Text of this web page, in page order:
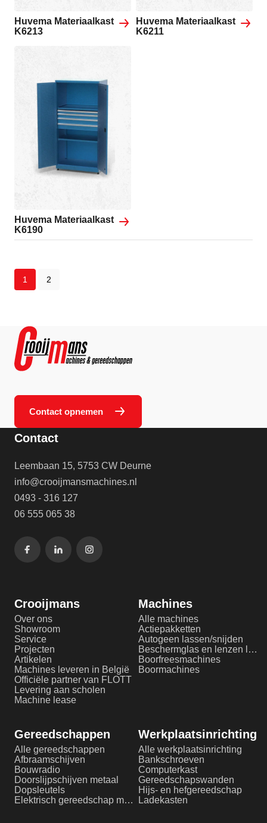
Huvema Materiaalkast
K6213
Huvema Materiaalkast
K6211
Huvema Materiaalkast
K6190
1 2
Contact opnemen
Contact
Leembaan 15, 5753 CW Deurne
info@crooijmansmachines.nl
0493 - 316 127
06 555 065 38
Crooijmans
Over ons
Showroom
Service
Projecten
Artikelen
Machines leveren in België
Officiële partner van FLOTT
Levering aan scholen
Machine lease
Machines
Alle machines
Actiepakketten
Autogeen lassen/snijden
Beschermglas en lenzen laserlassen
Boorfreesmachines
Boormachines
Gereedschappen
Alle gereedschappen
Afbraamschijven
Bouwradio
Doorslijpschijven metaal
Dopsleutels
Elektrisch gereedschap metaalbewerking
Werkplaatsinrichting
Alle werkplaatsinrichting
Bankschroeven
Computerkast
Gereedschapswanden
Hijs- en hefgereedschap
Ladekasten